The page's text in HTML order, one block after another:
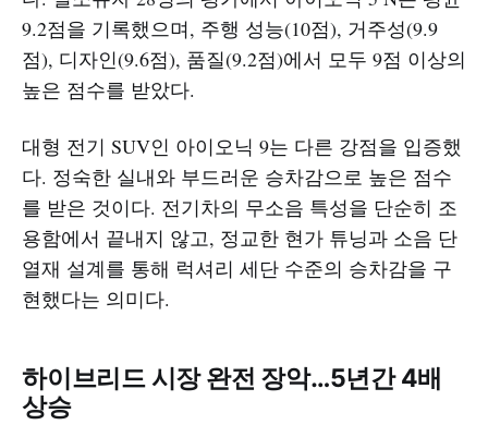
9.2점을 기록했으며, 주행 성능(10점), 거주성(9.9
점), 디자인(9.6점), 품질(9.2점)에서 모두 9점 이상의
높은 점수를 받았다.
대형 전기 SUV인 아이오닉 9는 다른 강점을 입증했
다. 정숙한 실내와 부드러운 승차감으로 높은 점수
를 받은 것이다. 전기차의 무소음 특성을 단순히 조
용함에서 끝내지 않고, 정교한 현가 튜닝과 소음 단
열재 설계를 통해 럭셔리 세단 수준의 승차감을 구
현했다는 의미다.
하이브리드 시장 완전 장악…5년간 4배
상승